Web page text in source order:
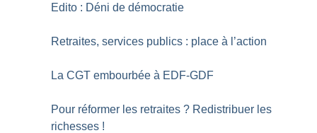
Edito : Déni de démocratie
Retraites, services publics : place à l’action
La CGT embourbée à EDF-GDF
Pour réformer les retraites ? Redistribuer les
richesses !